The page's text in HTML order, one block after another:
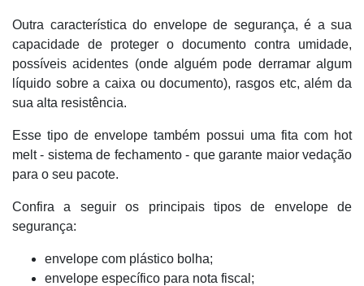
Outra característica do envelope de segurança, é a sua
capacidade de proteger o documento contra umidade,
possíveis acidentes (onde alguém pode derramar algum
líquido sobre a caixa ou documento), rasgos etc, além da
sua alta resistência.
Esse tipo de envelope também possui uma fita com hot
melt - sistema de fechamento - que garante maior vedação
para o seu pacote.
Confira a seguir os principais tipos de envelope de
segurança:
envelope com plástico bolha;
envelope específico para nota fiscal;